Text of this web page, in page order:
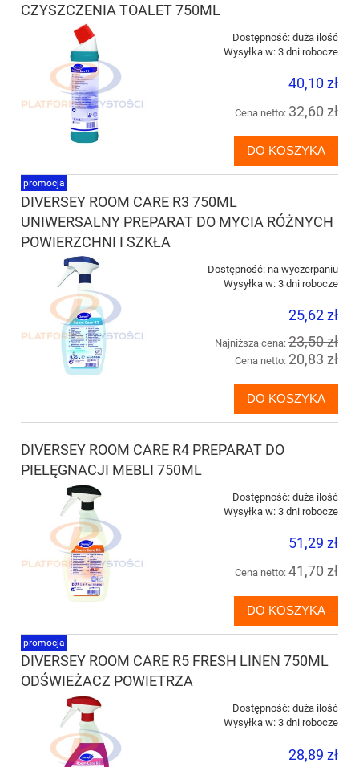
CZYSZCZENIA TOALET 750ML
Dostępność: duża ilość
Wysyłka w: 3 dni robocze
40,10 zł
Cena netto: 32,60 zł
DO KOSZYKA
DIVERSEY ROOM CARE R3 750ML
UNIWERSALNY PREPARAT DO MYCIA RÓŻNYCH
POWIERZCHNI I SZKŁA
Dostępność: na wyczerpaniu
Wysyłka w: 3 dni robocze
25,62 zł
Najniższa cena: 23,50 zł
Cena netto: 20,83 zł
DO KOSZYKA
promocja
DIVERSEY ROOM CARE R4 PREPARAT DO
PIELĘGNACJI MEBLI 750ML
Dostępność: duża ilość
Wysyłka w: 3 dni robocze
51,29 zł
Cena netto: 41,70 zł
DO KOSZYKA
DIVERSEY ROOM CARE R5 FRESH LINEN 750ML
ODŚWIEŻACZ POWIETRZA
Dostępność: duża ilość
Wysyłka w: 3 dni robocze
28,89 zł
promocja